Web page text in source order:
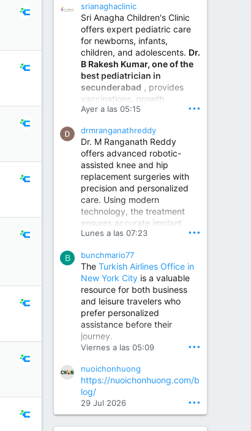
invasive and robotic
techniques.
Best Urologist in Vijayawada | Urology Specialist in Vijayawada
Dr. A. V. Krishna Kishore,
the Best Urologist...
www.drkrishnakishore.com
srianaghaclinic
Sri Anagha Children's Clinic
offers expert pediatric care
for newborns, infants,
children, and adolescents. Dr.
B Rakesh Kumar, one of the
best pediatrician in
secunderabad , provides
vaccinations, growth
monitoring, newborn care,
illnesses, nutrition guidance,
and preventive healthcare in
a child-friendly environment.
Children Hospital in Secunderabad | Best Pediatrician in Hyderabad | Neonatologist in Medchal
Our pediatrician and
Neonatologist team at...
www.srianaghaclinic.com
Ayer a las 05:15 •••
drmranganathreddy
Dr. M Ranganath Reddy
offers advanced robotic-
assisted knee and hip
replacement surgeries with
precision and personalized
care. Using modern
technology, the treatment
ensures accurate implant
placement, reduced pain,
improved joint function,
helping patients return to an
active and comfortable
lifestyle.
Orthopedic Surgeon in Kondapur | Best Orthopedic Doctor in Kondapur | Dr. M. Ranganath Reddy
Consult Dr. M. Ranganath
Reddy, the best...
www.drranganathreddy.co
m
Lunes a las 07:23 •••
B bunchmario77
The Turkish Airlines Office in
New York City is a valuable
resource for both business
and leisure travelers who
prefer personalized
assistance before their
journey.
Viernes a las 05:09 •••
nuoichonhuong
https://nuoichonhuong.com/b
log/
29 Jul 2026 •••